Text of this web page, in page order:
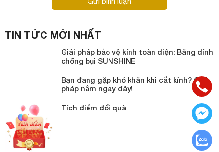
TIN TỨC MỚI NHẤT
Giải pháp bảo vệ kính toàn diện: Băng dính
chống bụi SUNSHINE
Bạn đang gặp khó khăn khi cắt kính? Giải
pháp nằm ngay đây!
Tích điểm đổi quà